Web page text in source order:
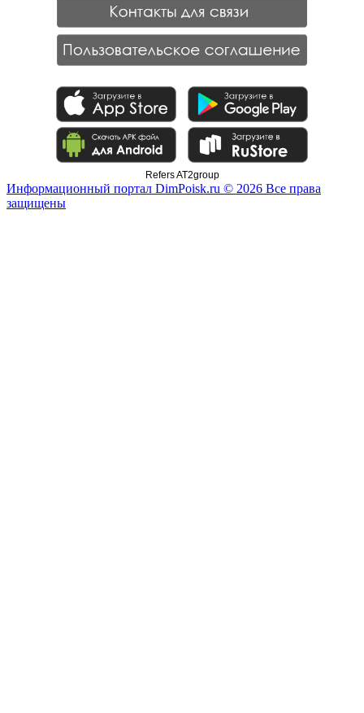
Refers AT2group
Информационный портал DimPoisk.ru © 2026 Все права
защищены